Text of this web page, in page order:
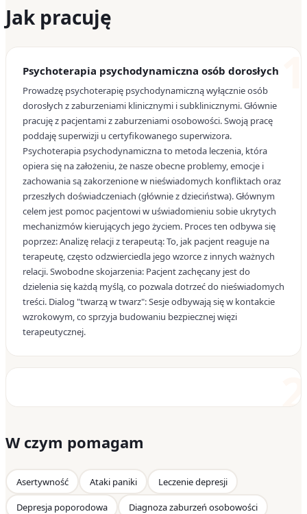
Jak pracuję
1
Psychoterapia psychodynamiczna osób dorosłych
Prowadzę psychoterapię psychodynamiczną wyłącznie osób
dorosłych z zaburzeniami klinicznymi i subklinicznymi. Głównie
pracuję z pacjentami z zaburzeniami osobowości. Swoją pracę
poddaję superwizji u certyfikowanego superwizora.
Psychoterapia psychodynamiczna to metoda leczenia, która
opiera się na założeniu, że nasze obecne problemy, emocje i
zachowania są zakorzenione w nieświadomych konfliktach oraz
przeszłych doświadczeniach (głównie z dzieciństwa). Głównym
celem jest pomoc pacjentowi w uświadomieniu sobie ukrytych
mechanizmów kierujących jego życiem. Proces ten odbywa się
poprzez: Analizę relacji z terapeutą: To, jak pacjent reaguje na
terapeutę, często odzwierciedla jego wzorce z innych ważnych
relacji. Swobodne skojarzenia: Pacjent zachęcany jest do
dzielenia się każdą myślą, co pozwala dotrzeć do nieświadomych
treści. Dialog "twarzą w twarz": Sesje odbywają się w kontakcie
wzrokowym, co sprzyja budowaniu bezpiecznej więzi
terapeutycznej.
2
W czym pomagam
Asertywność Ataki paniki Leczenie depresji
Depresja poporodowa Diagnoza zaburzeń osobowości